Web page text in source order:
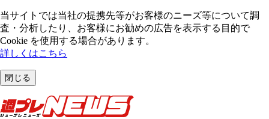
当サイトでは当社の提携先等がお客様のニーズ等について調
査・分析したり、お客様にお勧めの広告を表⽰する⽬的で
Cookie を使⽤する場合があります。
詳しくはこちら
閉じる